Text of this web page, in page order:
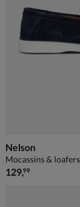
Nelson
Mocassins &
€ 129,99
129,99